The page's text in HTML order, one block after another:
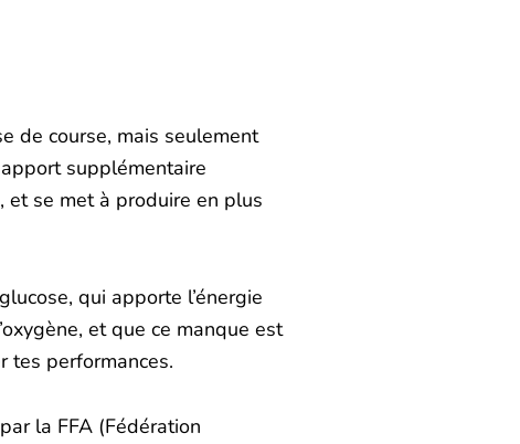
de course, mais seulement
supplémentaire
et se met à produire en plus
qui apporte l’énergie
et que ce manque est
tes performances.
la FFA (Fédération